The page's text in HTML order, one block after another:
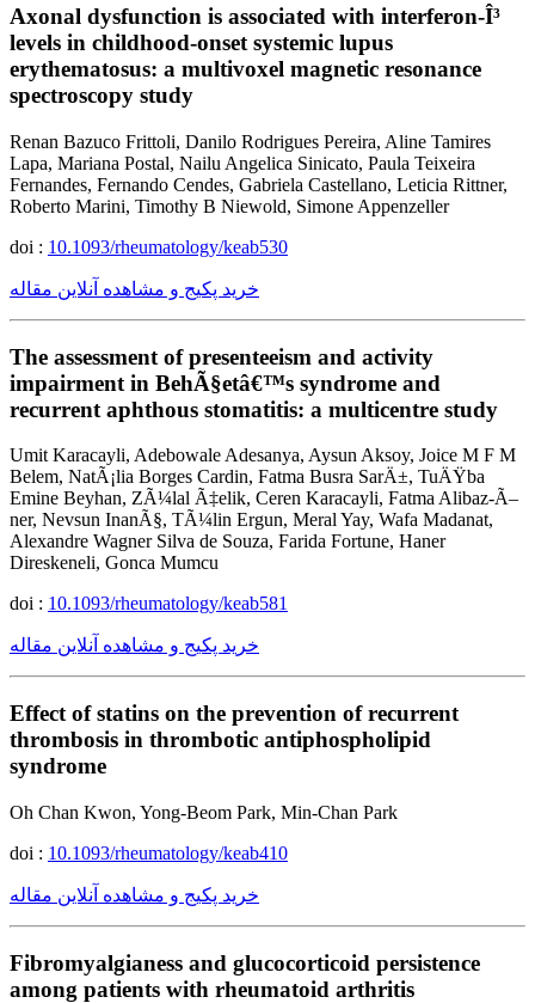
Axonal dysfunction is associated with interferon-Î³
levels in childhood-onset systemic lupus
erythematosus: a multivoxel magnetic resonance
spectroscopy study
Renan Bazuco Frittoli, Danilo Rodrigues Pereira, Aline Tamires
Lapa, Mariana Postal, Nailu Angelica Sinicato, Paula Teixeira
Fernandes, Fernando Cendes, Gabriela Castellano, Leticia Rittner,
Roberto Marini, Timothy B Niewold, Simone Appenzeller
doi : 10.1093/rheumatology/keab530
خرید پکیج و مشاهده آنلاین مقاله
The assessment of presenteeism and activity
impairment in BehÃ§etâ€™s syndrome and
recurrent aphthous stomatitis: a multicentre study
Umit Karacayli, Adebowale Adesanya, Aysun Aksoy, Joice M F M
Belem, NatÃ¡lia Borges Cardin, Fatma Busra SarÄ±, TuÄŸba
Emine Beyhan, ZÃ¼lal Ã‡elik, Ceren Karacayli, Fatma Alibaz-Ã–
ner, Nevsun InanÃ§, TÃ¼lin Ergun, Meral Yay, Wafa Madanat,
Alexandre Wagner Silva de Souza, Farida Fortune, Haner
Direskeneli, Gonca Mumcu
doi : 10.1093/rheumatology/keab581
خرید پکیج و مشاهده آنلاین مقاله
Effect of statins on the prevention of recurrent
thrombosis in thrombotic antiphospholipid
syndrome
Oh Chan Kwon, Yong-Beom Park, Min-Chan Park
doi : 10.1093/rheumatology/keab410
خرید پکیج و مشاهده آنلاین مقاله
Fibromyalgianess and glucocorticoid persistence
among patients with rheumatoid arthritis